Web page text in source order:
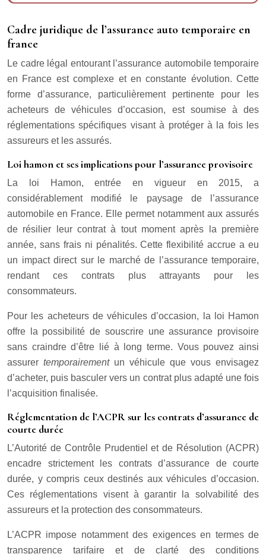
Cadre juridique de l’assurance auto temporaire en
france
Le cadre légal entourant l’assurance automobile temporaire
en France est complexe et en constante évolution. Cette
forme d’assurance, particulièrement pertinente pour les
acheteurs de véhicules d’occasion, est soumise à des
réglementations spécifiques visant à protéger à la fois les
assureurs et les assurés.
Loi hamon et ses implications pour l’assurance provisoire
La loi Hamon, entrée en vigueur en 2015, a
considérablement modifié le paysage de l’assurance
automobile en France. Elle permet notamment aux assurés
de résilier leur contrat à tout moment après la première
année, sans frais ni pénalités. Cette flexibilité accrue a eu
un impact direct sur le marché de l’assurance temporaire,
rendant ces contrats plus attrayants pour les
consommateurs.
Pour les acheteurs de véhicules d’occasion, la loi Hamon
offre la possibilité de souscrire une assurance provisoire
sans craindre d’être lié à long terme. Vous pouvez ainsi
assurer temporairement un véhicule que vous envisagez
d’acheter, puis basculer vers un contrat plus adapté une fois
l’acquisition finalisée.
Réglementation de l’ACPR sur les contrats d’assurance de
courte durée
L’Autorité de Contrôle Prudentiel et de Résolution (ACPR)
encadre strictement les contrats d’assurance de courte
durée, y compris ceux destinés aux véhicules d’occasion.
Ces réglementations visent à garantir la solvabilité des
assureurs et la protection des consommateurs.
L’ACPR impose notamment des exigences en termes de
transparence tarifaire et de clarté des conditions